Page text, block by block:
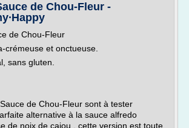
de Chou-Fleur -
de Chou-Fleur
crémeuse et onctueuse.
sans gluten.
de Chou-Fleur sont à tester
alternative à la sauce alfredo
de noix de cajou , cette version est toute